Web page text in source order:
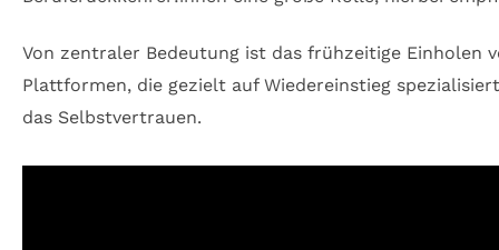
Von zentraler Bedeutung ist das frühzeitige Einholen
Plattformen, die gezielt auf Wiedereinstieg
das Selbstvertrauen.